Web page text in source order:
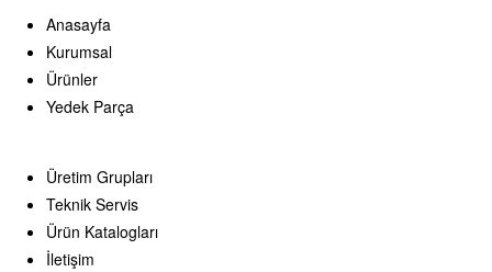
Anasayfa
Kurumsal
Ürünler
Yedek Parça
Üretim Grupları
Teknik Servis
Ürün Katalogları
İletişim